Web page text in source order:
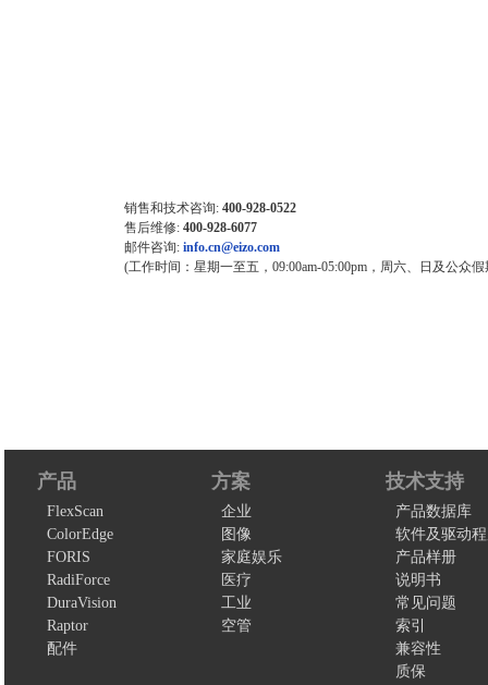
销售和技术咨询: 400-928-0522
售后维修: 400-928-6077
邮件咨询: info.cn@eizo.com
(工作时间：星期一至五，09:00am-05:00pm，周六、日及公众
产品
FlexScan
ColorEdge
FORIS
RadiForce
DuraVision
Raptor
配件
方案
企业
图像
家庭娱乐
医疗
工业
空管
技术支持
产品数据库
软件及驱动
产品样册
说明书
常见问题
索引
兼容性
质保